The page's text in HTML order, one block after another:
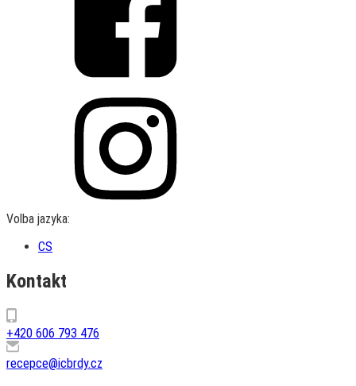
Volba jazyka:
CS
Kontakt
+420 606 793 476
recepce@icbrdy.cz